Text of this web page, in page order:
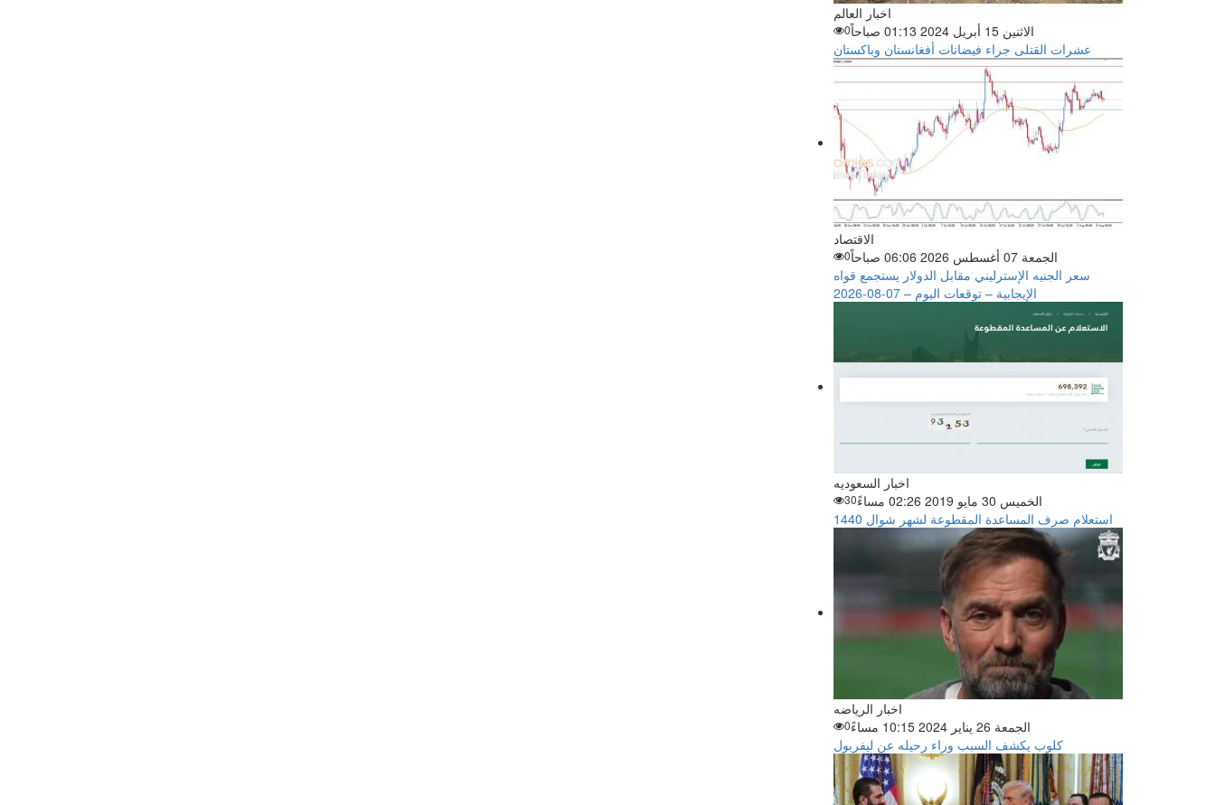
اخبار العالم
الاثنين 15 أبريل 2024 01:13 صباحاً
0
عشرات القتلى جراء فيضانات أفغانستان وباكستان
الاقتصاد
الجمعة 07 أغسطس 2026 06:06 صباحاً
0
سعر الجنيه الإسترليني مقابل الدولار يستجمع قواه
الإيجابية – توقعات اليوم – 07-08-2026
اخبار السعوديه
الخميس 30 مايو 2019 02:26 مساءً
30
استعلام صرف المساعدة المقطوعة لشهر شوال 1440
اخبار الرياضه
الجمعة 26 يناير 2024 10:15 مساءً
0
كلوب يكشف السبب وراء رحيله عن ليفربول